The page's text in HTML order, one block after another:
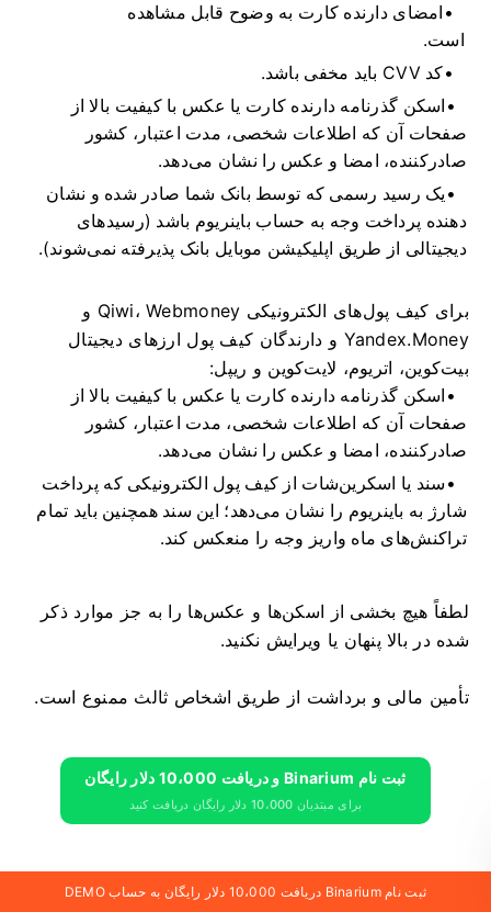
امضای دارنده کارت به وضوح قابل مشاهده
است.
کد CVV باید مخفی باشد.
اسکن گذرنامه دارنده کارت یا عکس با کیفیت بالا از
صفحات آن که اطلاعات شخصی، مدت اعتبار، کشور
صادرکننده، امضا و عکس را نشان می‌دهد.
یک رسید رسمی که توسط بانک شما صادر شده و نشان
دهنده پرداخت وجه به حساب باینریوم باشد (رسیدهای
دیجیتالی از طریق اپلیکیشن موبایل بانک پذیرفته نمی‌شوند).
برای کیف پول‌های الکترونیکی Qiwi، Webmoney و
Yandex.Money و دارندگان کیف پول ارزهای دیجیتال
بیت‌کوین، اتریوم، لایت‌کوین و ریپل:
اسکن گذرنامه دارنده کارت یا عکس با کیفیت بالا از
صفحات آن که اطلاعات شخصی، مدت اعتبار، کشور
صادرکننده، امضا و عکس را نشان می‌دهد.
سند یا اسکرین‌شات از کیف پول الکترونیکی که پرداخت
شارژ به باینریوم را نشان می‌دهد؛ این سند همچنین باید تمام
تراکنش‌های ماه واریز وجه را منعکس کند.
لطفاً هیچ بخشی از اسکن‌ها و عکس‌ها را به جز موارد ذکر
شده در بالا پنهان یا ویرایش نکنید.
تأمین مالی و برداشت از طریق اشخاص ثالث ممنوع است.
ثبت نام Binarium و دریافت 10،000 دلار رایگان
برای مبتدیان 10،000 دلار رایگان دریافت کنید
سوالات متداول (FAQ)
ثبت نام Binarium دریافت 10،000 دلار رایگان به حساب DEMO